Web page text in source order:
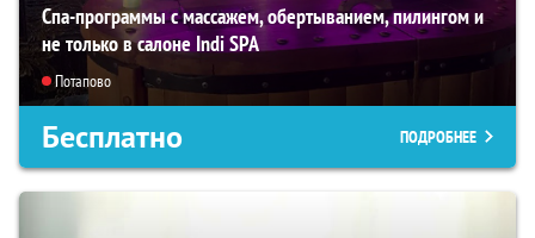
Спа-программы с массажем, обертыванием, пилингом и
не только в салоне Indi SPA
Потапово
Бесплатно ПОДРОБНЕЕ